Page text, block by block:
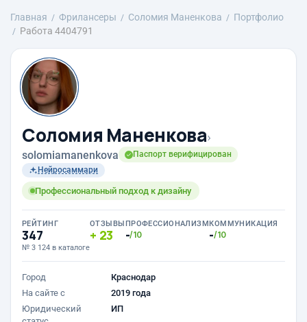
Главная Фрилансеры Соломия Маненкова
Портфолио
Работа 4404791
Соломия Маненкова›
solomiamanenkova
Паспорт верифицирован
Нейросаммари
Профессиональный подход к дизайну
РЕЙТИНГ
347
№ 3 124 в каталоге
ОТЗЫВЫ
23
ПРОФЕССИОНАЛИЗМ
-/10
КОММУНИКАЦИЯ
-/10
Город
Краснодар
На сайте с
2019 года
Юридический
ИП